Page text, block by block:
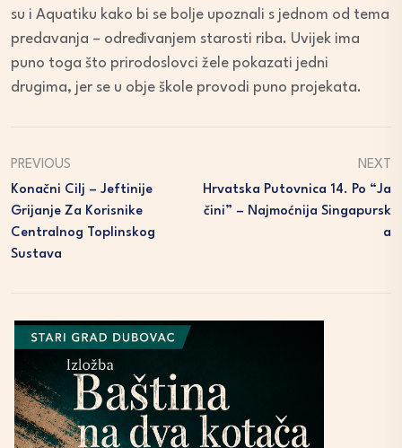
su i Aquatiku kako bi se bolje upoznali s jednom od tema
predavanja – određivanjem starosti riba. Uvijek ima
puno toga što prirodoslovci žele pokazati jedni
drugima, jer se u obje škole provodi puno projekata.
PREVIOUS
Konačni Cilj – Jeftinije
Grijanje Za Korisnike
Centralnog Toplinskog
Sustava
NEXT
Hrvatska Putovnica 14. Po “ja
Čini” – Najmoćnija Singapursk
A